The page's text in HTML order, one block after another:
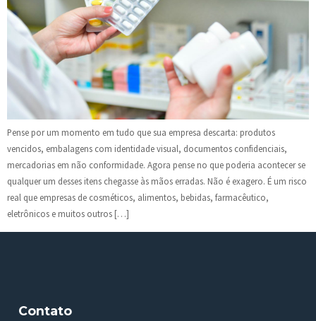
Pense por um momento em tudo que sua empresa descarta: produtos
vencidos, embalagens com identidade visual, documentos confidenciais,
mercadorias em não conformidade. Agora pense no que poderia acontecer se
qualquer um desses itens chegasse às mãos erradas. Não é exagero. É um risco
real que empresas de cosméticos, alimentos, bebidas, farmacêutico,
eletrônicos e muitos outros […]
Contato